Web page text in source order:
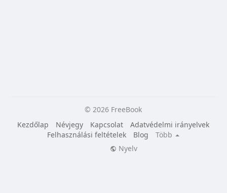
© 2026 FreeBook
Kezdőlap
Névjegy Kapcsolat
Adatvédelmi irányelvek
Felhasználási feltételek
Blog
Több
Nyelv